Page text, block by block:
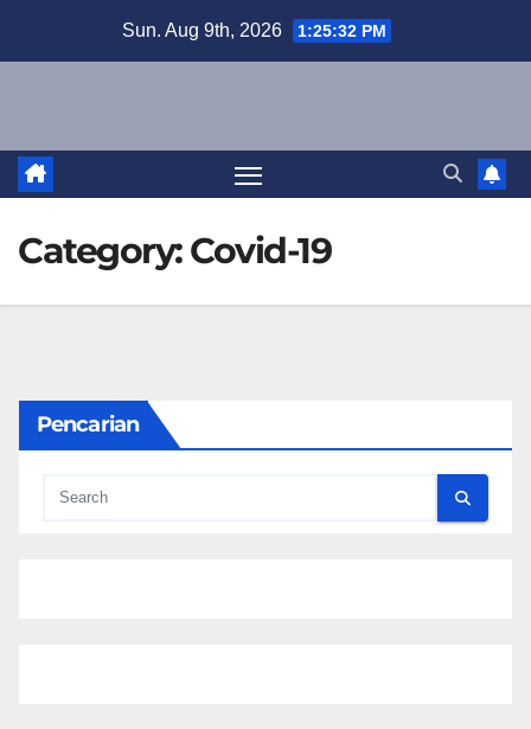
Sun. Aug 9th, 2026 1:25:33 PM
Category:Covid-19
Pencarian